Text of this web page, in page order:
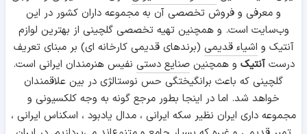
و معرفی و فروش تخصصی آن به مجموعه داران کشور در این
وب‌سایت است. و همچنین تهیه تخصصی گلچینی از بهترین لوازم
آنتیک و اشیاء قدیمی (برندهای قدیمی کارخانه ای) بر مبنای تعریف
درستآنتیک و همچنینصنایع دستی نفیس هنرمندان ایرانی است.
گلچینی که باعث برانگیختگی حس نوستالژی در بین علاقمندان
خواهد شد. اما در اینجا بطور مرجع گونه به وجه کلکسیونی و
مجموعه داری ایران نظیر سکه ایرانی ، مدال یادبود ، اسکناس ایرانی ،